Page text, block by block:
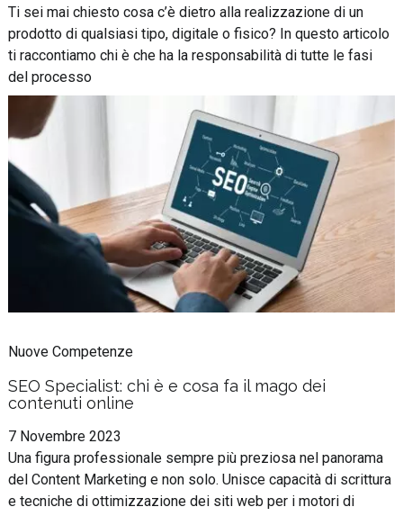
Ti sei mai chiesto cosa c’è dietro alla realizzazione di un
prodotto di qualsiasi tipo, digitale o fisico? In questo articolo
ti raccontiamo chi è che ha la responsabilità di tutte le fasi
del processo
Nuove Competenze
SEO Specialist: chi è e cosa fa il mago dei
contenuti online
7 Novembre 2023
Una figura professionale sempre più preziosa nel panorama
del Content Marketing e non solo. Unisce capacità di scrittura
e tecniche di ottimizzazione dei siti web per i motori di